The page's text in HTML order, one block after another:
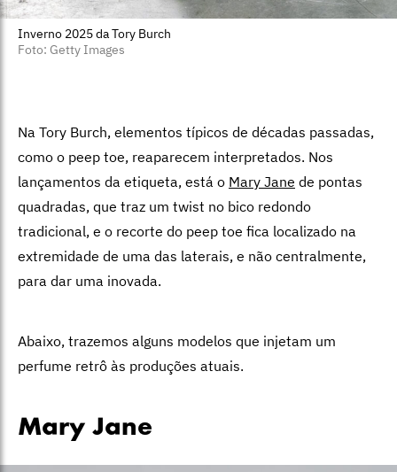
Inverno 2025 da Tory Burch
Foto: Getty Images
Na Tory Burch, elementos típicos de décadas passadas,
como o peep toe, reaparecem interpretados. Nos
lançamentos da etiqueta, está o Mary Jane de pontas
quadradas, que traz um twist no bico redondo
tradicional, e o recorte do peep toe fica localizado na
extremidade de uma das laterais, e não centralmente,
para dar uma inovada.
Abaixo, trazemos alguns modelos que injetam um
perfume retrô às produções atuais.
Mary Jane